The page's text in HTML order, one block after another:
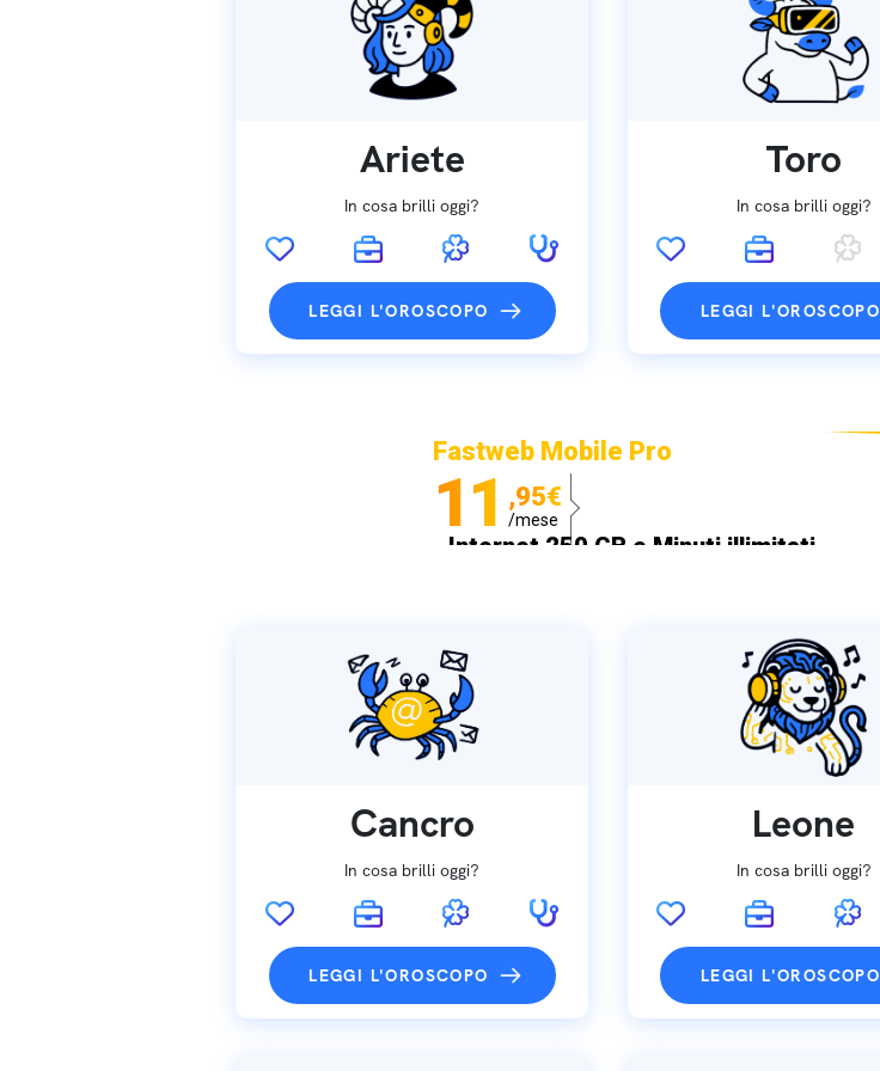
Ariete
In cosa brilli oggi?
LEGGI L'OROSCOPO
Toro
In cosa brilli oggi?
LEGGI L'OROSCOPO
Fastweb Mobile Pro
11 ,95€
/mese
Internet 250 GB e Minuti illimitati
Cancro
In cosa brilli oggi?
LEGGI L'OROSCOPO
Leone
In cosa brilli oggi?
LEGGI L'OROSCOPO